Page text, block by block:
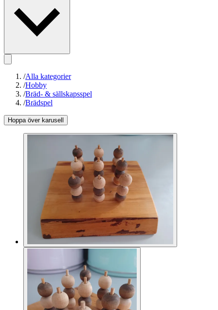
/Alla kategorier
/Hobby
/Bräd- & sällskapsspel
/Brädspel
Hoppa över karusell